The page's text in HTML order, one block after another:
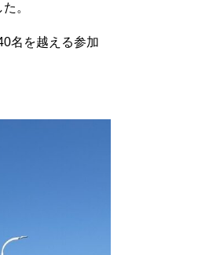
。
名を越える参加